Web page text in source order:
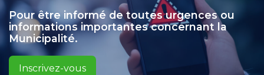
Pour être informé de toutes urgences ou
informations importantes concernant la
Municipalité.
Inscrivez-vous